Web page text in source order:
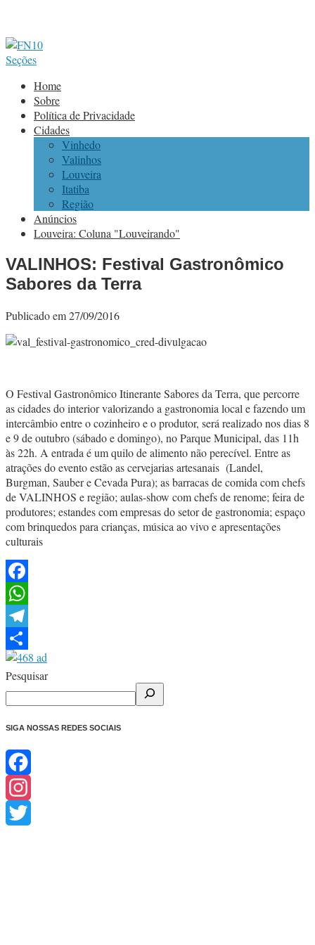
Seções
Home
Sobre
Política de Privacidade
Cidades
Vinhedo
Valinhos
Louveira
Itatiba
Região
Anúncios
Louveira: Coluna "Louveirando"
VALINHOS: Festival Gastronômico
Sabores da Terra
Publicado em 27/09/2016
O Festival Gastronômico Itinerante Sabores da Terra, que percorre
as cidades do interior valorizando a gastronomia local e fazendo um
intercâmbio entre o cozinheiro e o produtor, será realizado nos dias 8
e 9 de outubro (sábado e domingo), no Parque Municipal, das 11h
às 22h. A entrada é um quilo de alimento não perecível. Entre as
atrações do evento estão as cervejarias artesanais (Landel,
Burgman, Sauber e Cevada Pura); as barracas de comida com chefs
de VALINHOS e região; aulas-show com chefs de renome; feira de
produtores; estandes com empresas do setor de gastronomia; espaço
com brinquedos para crianças, música ao vivo e apresentações
culturais
Facebook
WhatsApp
Telegram
Share
Pesquisar
SIGA NOSSAS REDES SOCIAIS
Facebook
Instagram